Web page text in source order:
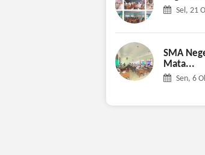
Sel, 21
SMA
Mata...
Sen, 6